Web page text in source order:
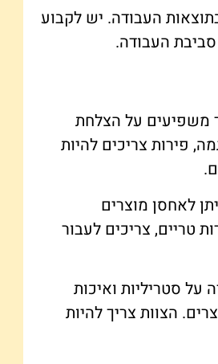
העבודה. יש לקבוע
סביבת העבודה.
משפיעים על הצלחת
פירות צריכים להיות
לאחסן מוצרים
טריים, צריכים לעבור
על סטריליות ואיכות
הצוות צריך להיות